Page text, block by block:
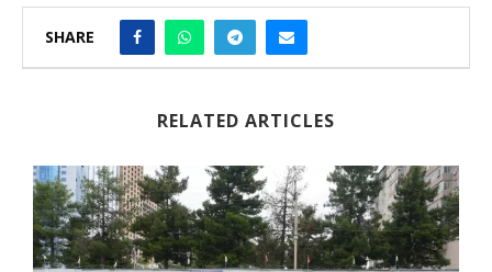
SHARE
RELATED ARTICLES